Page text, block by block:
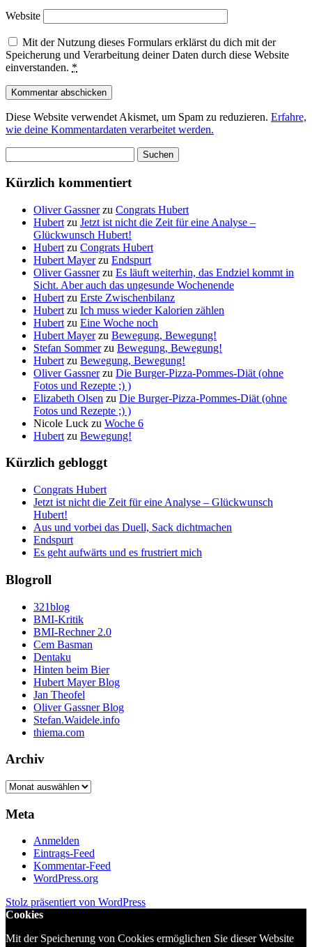
Website
Mit der Nutzung dieses Formulars erklärst du dich mit der
Speicherung und Verarbeitung deiner Daten durch diese Website
einverstanden. *
Diese Website verwendet Akismet, um Spam zu reduzieren. Erfahre,
wie deine Kommentardaten verarbeitet werden.
nach:
Kürzlich kommentiert
Oliver Gassnerzu Congrats Hubert
Hubert zu Jetzt ist nicht die Zeit für eine Analyse –
Glückwunsch Hubert!
Hubert zu Congrats Hubert
Hubert Mayerzu Endspurt
Oliver Gassnerzu Es läuft weiterhin, das Endziel kommt in
Sicht. Aber auch das ungesunde Wochenende
Hubert zu Erste Zwischenbilanz
Hubert zu Ich muss wieder Kalorien zählen
Hubert zu Eine Woche noch
Hubert Mayerzu Bewegung, Bewegung!
Stefan Sommerzu Bewegung, Bewegung!
Hubert zu Bewegung, Bewegung!
Oliver Gassnerzu Die Burger-Pizza-Pommes-Diät (ohne
Fotos und Rezepte ;) )
Elizabeth Olsen zu Die Burger-Pizza-Pommes-Diät (ohne
Fotos und Rezepte ;) )
Nicole Luck zu Woche 6
Hubert zu Bewegung!
Kürzlich gebloggt
Congrats Hubert
Jetzt ist nicht die Zeit für eine Analyse – Glückwunsch
Hubert!
Aus und vorbei das Duell, Sack dichtmachen
Endspurt
Es geht aufwärts und es frustriert mich
Blogroll
321blog
BMI-Kritik
BMI-Rechner 2.0
Cem Basman
Dentaku
Hinten beim Bier
Hubert Mayer Blog
Jan Theofel
Oliver Gassner Blog
Stefan.Waidele.info
thiema.com
Archiv
Archiv
Meta
Anmelden
Eintrags-Feed
Kommentar-Feed
WordPress.org
Stolz präsentiert von WordPress
Cookies
Mit der Speicherung von Cookies ermöglichen Sie dieser Website